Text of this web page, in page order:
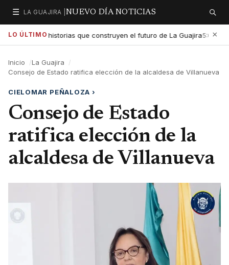
☰
Secciones
LA GUAJIRA | NUEVO DÍA NOTICIAS Buscar
LO ÚLTIMO
exaltar las historias que construyen el futuro de La Guajira5:01 PM
×
Inicio
La Guajira
Consejo de Estado ratifica elección de la alcaldesa de Villanueva
CIELOMAR PEÑALOZA›
Consejo de Estado
ratifica elección de la
alcaldesa de Villanueva